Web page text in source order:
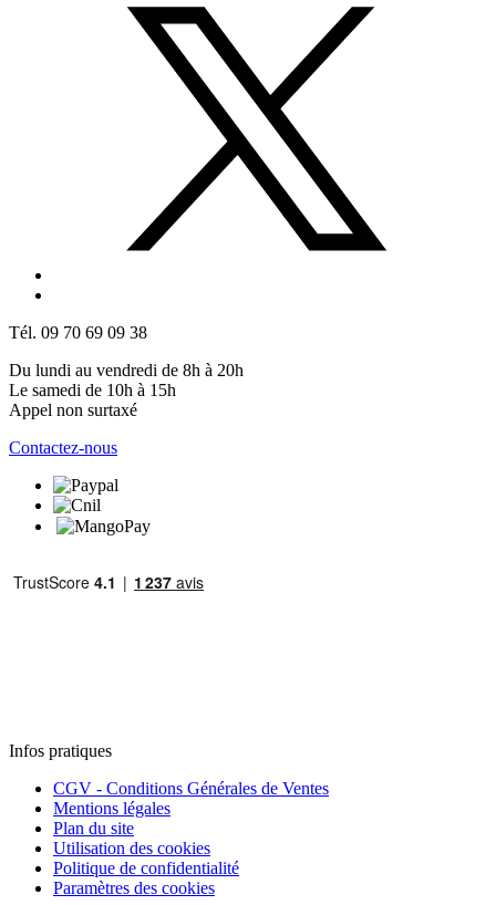
Tél. 09 70 69 09 38
Du lundi au vendredi de 8h à 20h
Le samedi de 10h à 15h
Appel non surtaxé
Contactez-nous
Infos pratiques
CGV - Conditions Générales de Ventes
Mentions légales
Plan du site
Utilisation des cookies
Politique de confidentialité
Paramètres des cookies